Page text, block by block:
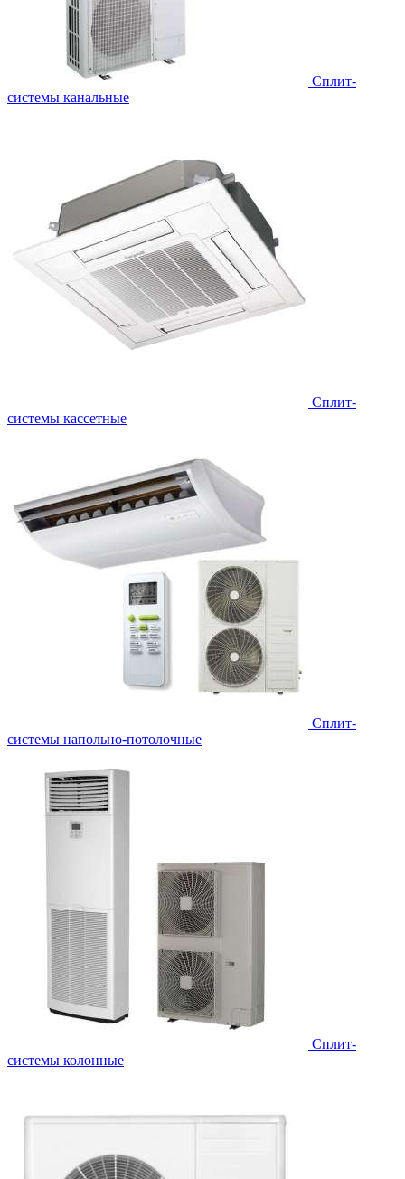
Сплит-
системы канальные
Сплит-
системы кассетные
Сплит-
системы напольно-потолочные
Cплит-
системы колонные